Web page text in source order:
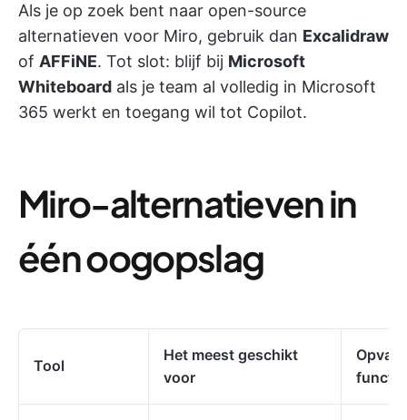
Als je op zoek bent naar open-source
alternatieven voor Miro, gebruik dan Excalidraw
of AFFiNE. Tot slot: blijf bij Microsoft
Whiteboard als je team al volledig in Microsoft
365 werkt en toegang wil tot Copilot.
Miro-alternatieven in
één oogopslag
Tool
Het meest geschikt
voor
functie